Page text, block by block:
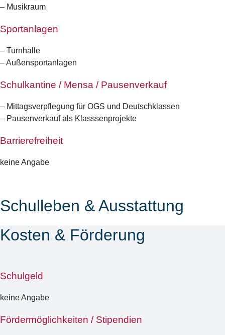
– Musikraum
Sportanlagen
– Turnhalle
– Außensportanlagen
Schulkantine / Mensa / Pausenverkauf
– Mittagsverpflegung für OGS und Deutschklassen
– Pausenverkauf als Klasssenprojekte
Barrierefreiheit
keine Angabe
Schulleben & Ausstattung
Kosten & Förderung
Schulgeld
keine Angabe
Fördermöglichkeiten / Stipendien